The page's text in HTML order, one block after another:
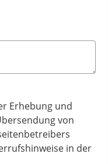
Erhebung und
von
in der